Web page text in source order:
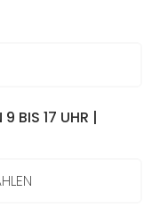
9 BIS 17 UHR |